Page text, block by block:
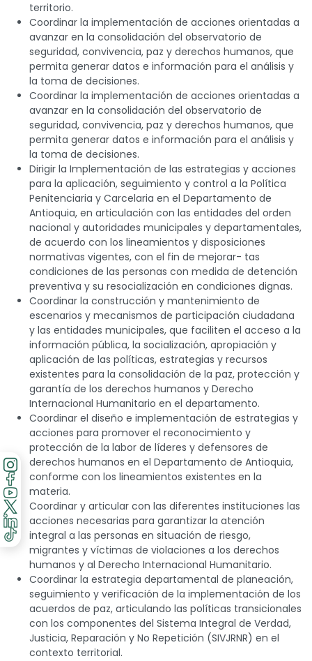
territorio.
Coordinar la implementación de acciones orientadas a
avanzar en la consolidación del observatorio de
seguridad, convivencia, paz y derechos humanos, que
permita generar datos e información para el análisis y
la toma de decisiones.
Coordinar la implementación de acciones orientadas a
avanzar en la consolidación del observatorio de
seguridad, convivencia, paz y derechos humanos, que
permita generar datos e información para el análisis y
la toma de decisiones.
Dirigir la Implementación de las estrategias y acciones
para la aplicación, seguimiento y control a la Política
Penitenciaria y Carcelaria en el Departamento de
Antioquia, en articulación con las entidades del orden
nacional y autoridades municipales y departamentales,
de acuerdo con los lineamientos y disposiciones
normativas vigentes, con el fin de mejorar- tas
condiciones de las personas con medida de detención
preventiva y su resocialización en condiciones dignas.
Coordinar la construcción y mantenimiento de
escenarios y mecanismos de participación ciudadana
y las entidades municipales, que faciliten el acceso a la
información pública, la socialización, apropiación y
aplicación de las políticas, estrategias y recursos
existentes para la consolidación de la paz, protección y
garantía de los derechos humanos y Derecho
Internacional Humanitario en el departamento.
Coordinar el diseño e implementación de estrategias y
acciones para promover el reconocimiento y
protección de la labor de líderes y defensores de
derechos humanos en el Departamento de Antioquia,
conforme con los lineamientos existentes en la
materia.
Coordinar y articular con las diferentes instituciones las
acciones necesarias para garantizar la atención
integral a las personas en situación de riesgo,
migrantes y víctimas de violaciones a los derechos
humanos y al Derecho Internacional Humanitario.
Coordinar la estrategia departamental de planeación,
seguimiento y verificación de la implementación de los
acuerdos de paz, articulando las políticas transicionales
con los componentes del Sistema Integral de Verdad,
Justicia, Reparación y No Repetición (SIVJRNR) en el
contexto territorial.